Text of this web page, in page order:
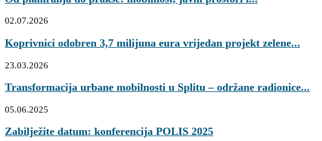
02.07.2026
Koprivnici odobren 3,7 milijuna eura vrijedan projekt zelene...
23.03.2026
Transformacija urbane mobilnosti u Splitu – održane radionice...
05.06.2025
Zabilježite datum: konferencija POLIS 2025